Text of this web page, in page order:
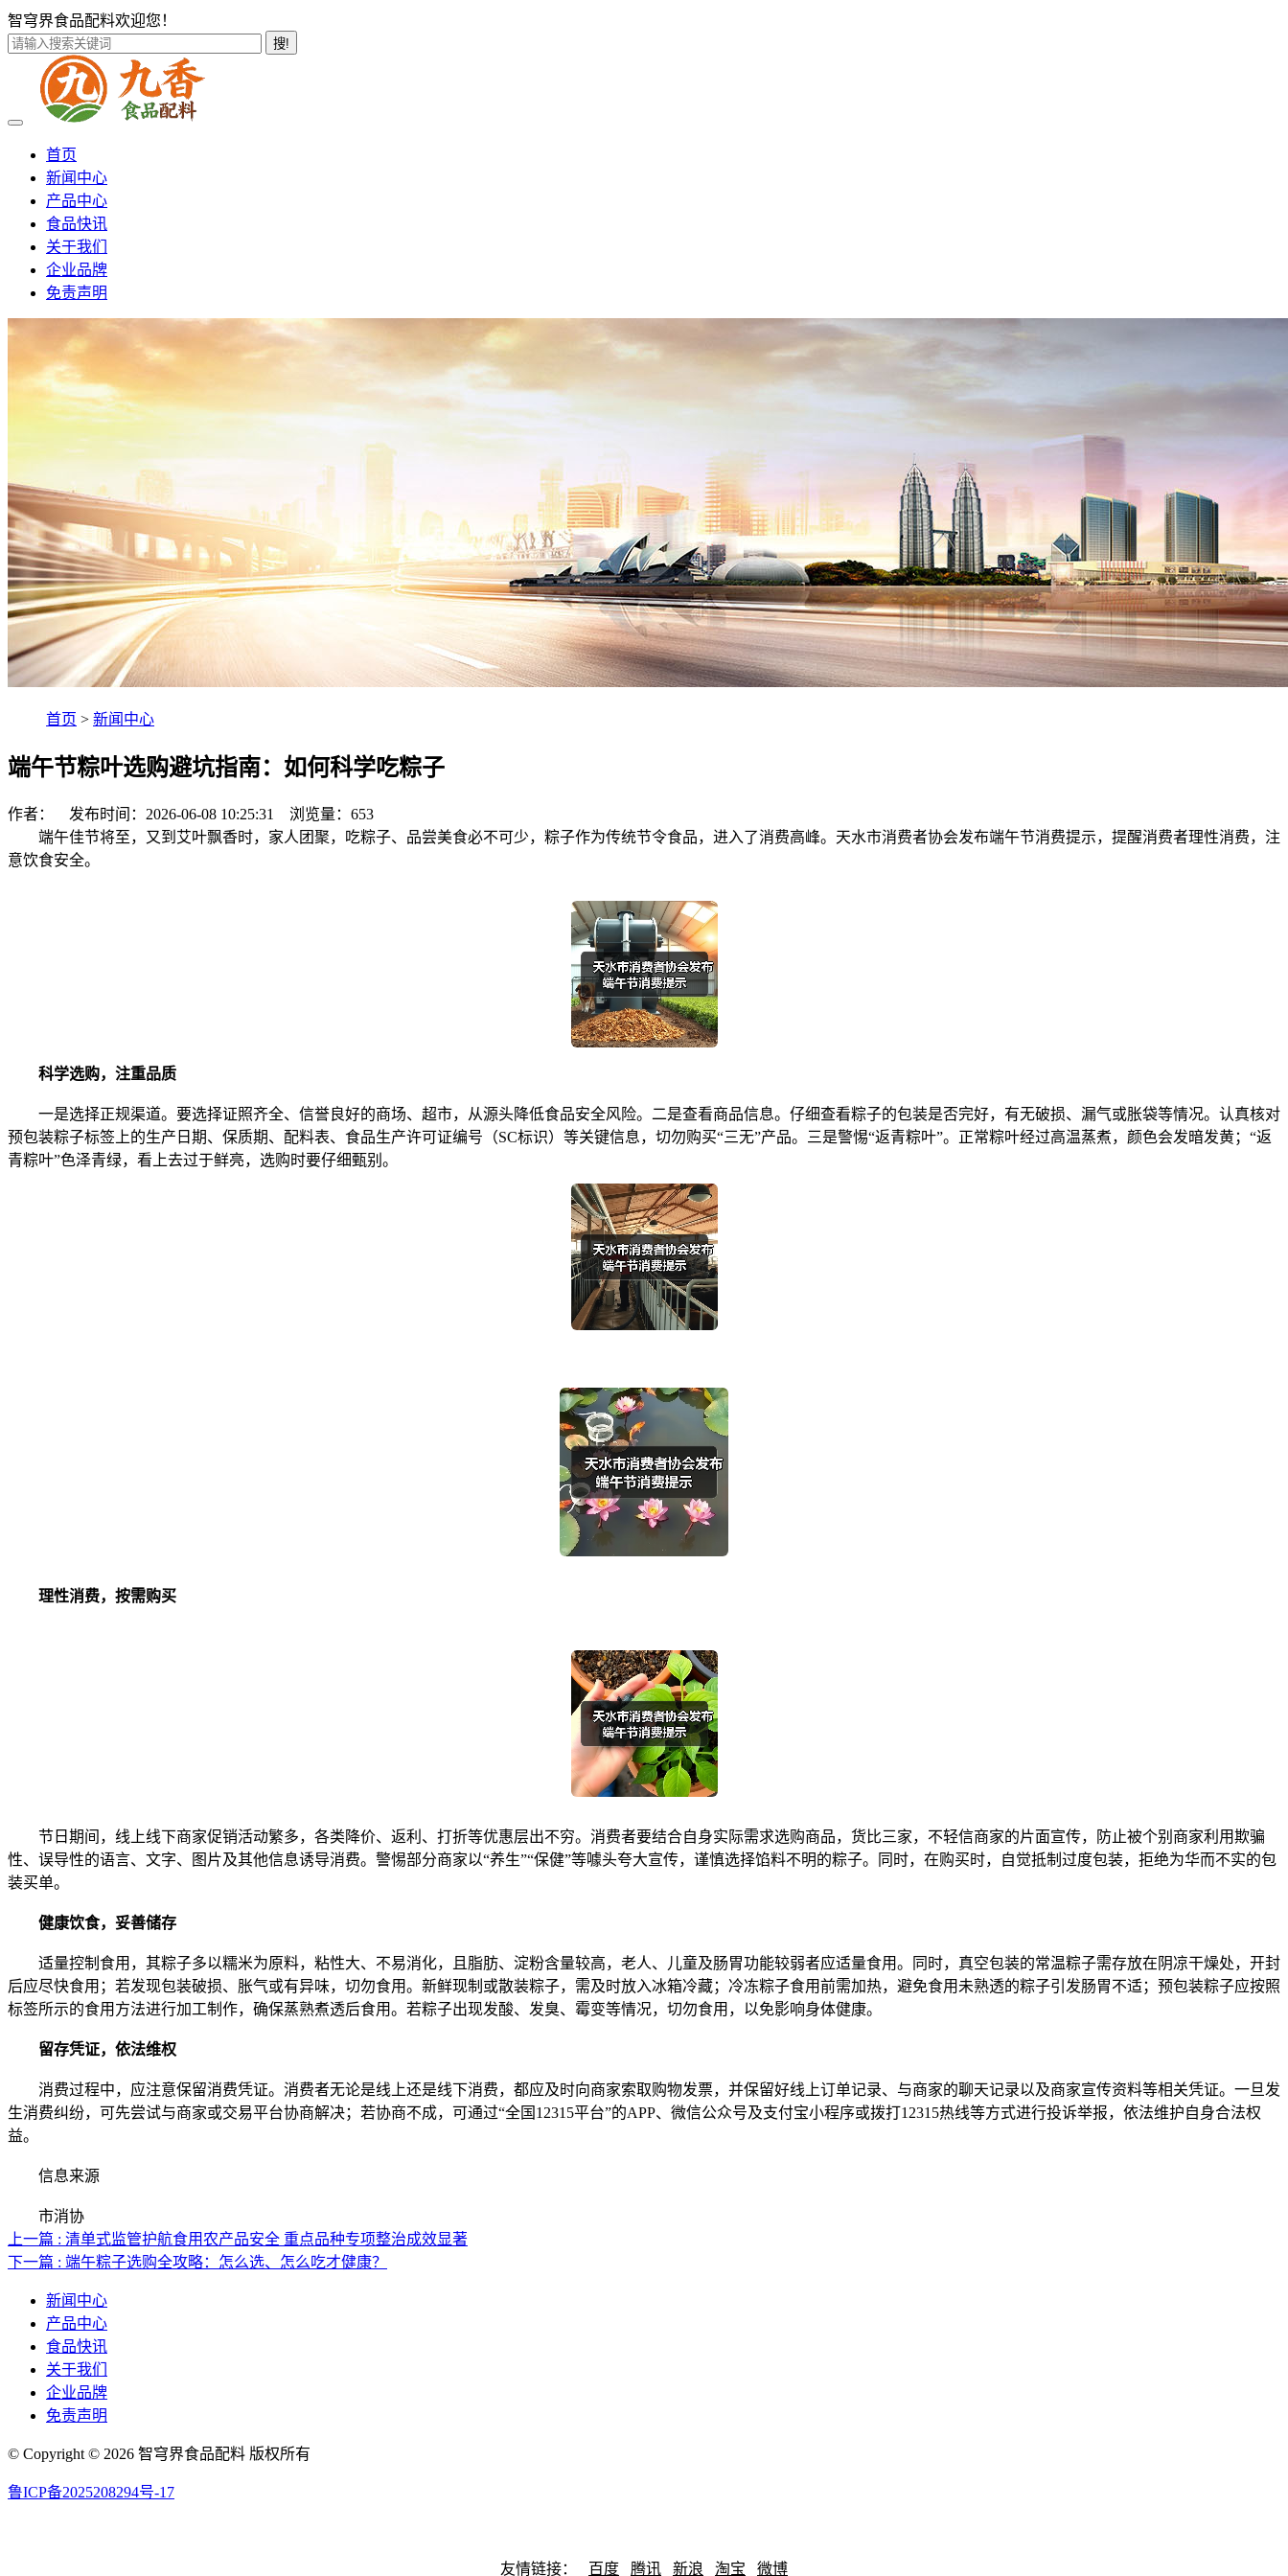
智穹界食品配料欢迎您！
搜!
首页
新闻中心
产品中心
食品快讯
关于我们
企业品牌
免责声明
首页 > 新闻中心
端午节粽叶选购避坑指南：如何科学吃粽子
作者： 发布时间：2026-06-08 10:25:31 浏览量： 653
端午佳节将至，又到艾叶飘香时，家人团聚，吃粽子、品尝美食必不可少，粽子作为传统节令食品，进入了消费高峰。天水市消费者协会发布端午节消费提示，提醒消费者理性消费，注
意饮食安全。
科学选购，注重品质
一是选择正规渠道。要选择证照齐全、信誉良好的商场、超市，从源头降低食品安全风险。二是查看商品信息。仔细查看粽子的包装是否完好，有无破损、漏气或胀袋等情况。认真核对
预包装粽子标签上的生产日期、保质期、配料表、食品生产许可证编号（SC标识）等关键信息，切勿购买“三无”产品。三是警惕“返青粽叶”。正常粽叶经过高温蒸煮，颜色会发暗发黄；“返
青粽叶”色泽青绿，看上去过于鲜亮，选购时要仔细甄别。
理性消费，按需购买
节日期间，线上线下商家促销活动繁多，各类降价、返利、打折等优惠层出不穷。消费者要结合自身实际需求选购商品，货比三家，不轻信商家的片面宣传，防止被个别商家利用欺骗
性、误导性的语言、文字、图片及其他信息诱导消费。警惕部分商家以“养生”“保健”等噱头夸大宣传，谨慎选择馅料不明的粽子。同时，在购买时，自觉抵制过度包装，拒绝为华而不实的包
装买单。
健康饮食，妥善储存
适量控制食用，其粽子多以糯米为原料，粘性大、不易消化，且脂肪、淀粉含量较高，老人、儿童及肠胃功能较弱者应适量食用。同时，真空包装的常温粽子需存放在阴凉干燥处，开封
后应尽快食用；若发现包装破损、胀气或有异味，切勿食用。新鲜现制或散装粽子，需及时放入冰箱冷藏；冷冻粽子食用前需加热，避免食用未熟透的粽子引发肠胃不适；预包装粽子应按照
标签所示的食用方法进行加工制作，确保蒸熟煮透后食用。若粽子出现发酸、发臭、霉变等情况，切勿食用，以免影响身体健康。
留存凭证，依法维权
消费过程中，应注意保留消费凭证。消费者无论是线上还是线下消费，都应及时向商家索取购物发票，并保留好线上订单记录、与商家的聊天记录以及商家宣传资料等相关凭证。一旦发
生消费纠纷，可先尝试与商家或交易平台协商解决；若协商不成，可通过“全国12315平台”的APP、微信公众号及支付宝小程序或拨打12315热线等方式进行投诉举报，依法维护自身合法权
益。
信息来源
市消协
上一篇 : 清单式监管护航食用农产品安全 重点品种专项整治成效显著
下一篇 : 端午粽子选购全攻略：怎么选、怎么吃才健康？
新闻中心
产品中心
食品快讯
关于我们
企业品牌
免责声明
© Copyright © 2026 智穹界食品配料 版权所有
鲁ICP备2025208294号-17
友情链接： 百度 腾讯 新浪 淘宝 微博